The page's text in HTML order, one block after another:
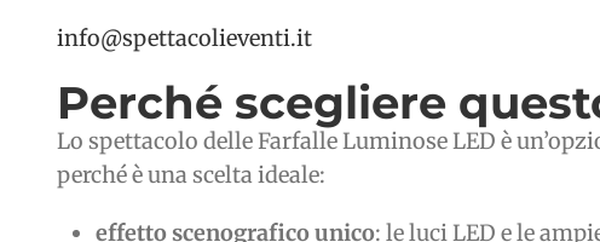
info@spettacolieventi.it
Perché scegliere
Lo spettacolo delle Farfalle Luminose LED è
perché è una scelta ideale:
effetto scenografico unico: le luci LED e le